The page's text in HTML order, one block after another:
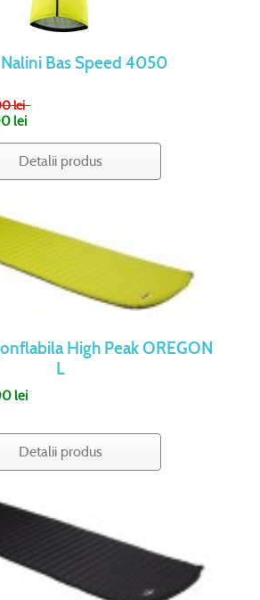
Bas Speed 4050
lei
lei
Detalii produs
High Peak OREGON
L
lei
Detalii produs